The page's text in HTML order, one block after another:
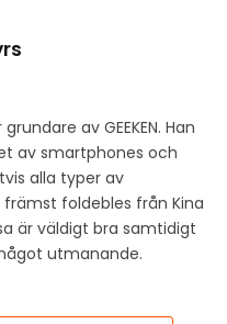
av GEEKEN. Han
av smartphones och
alla typer av
foldebles från Kina
är väldigt bra samtidigt
utmanande.